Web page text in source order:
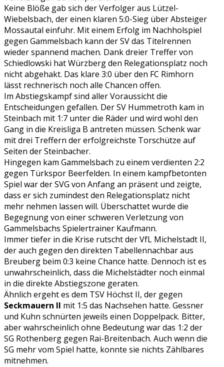
Keine Blöße gab sich der Verfolger aus Lützel-
Wiebelsbach, der einen klaren 5:0-Sieg über Absteiger
Mossautal einfuhr. Mit einem Erfolg im Nachholspiel
gegen Gammelsbach kann der SV das Titelrennen
wieder spannend machen. Dank dreier Treffer von
Schiedlowski hat Würzberg den Relegationsplatz noch
nicht abgehakt. Das klare 3:0 über den FC Rimhorn
lässt rechnerisch noch alle Chancen offen.
Im Abstiegskampf sind aller Voraussicht die
Entscheidungen gefallen. Der SV Hummetroth kam in
Steinbach mit 1:7 unter die Räder und wird wohl den
Gang in die Kreisliga B antreten müssen. Schenk war
mit drei Treffern der erfolgreichste Torschütze auf
Seiten der Steinbacher.
Hingegen kam Gammelsbach zu einem verdienten 2:2
gegen Türkspor Beerfelden. In einem kampfbetonten
Spiel war der SVG von Anfang an präsent und zeigte,
dass er sich zumindest den Relegationsplatz nicht
mehr nehmen lassen will. Überschattet wurde die
Begegnung von einer schweren Verletzung von
Gammelsbachs Spielertrainer Kaufmann.
Immer tiefer in die Krise rutscht der VfL Michelstadt II,
der auch gegen den direkten Tabellennachbar aus
Breuberg beim 0:3 keine Chance hatte. Dennoch ist es
unwahrscheinlich, dass die Michelstädter noch einmal
in die direkte Abstiegszone geraten.
Ähnlich ergeht es dem TSV Höchst II, der gegen
Seckmauern II mit 1:5 das Nachsehen hatte. Gessner
und Kuhn schnürten jeweils einen Doppelpack. Bitter,
aber wahrscheinlich ohne Bedeutung war das 1:2 der
SG Rothenberg gegen Rai-Breitenbach. Auch wenn die
SG mehr vom Spiel hatte, konnte sie nichts Zählbares
mitnehmen.